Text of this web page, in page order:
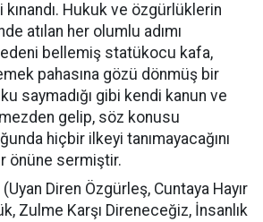
Hukuk ve özgürlüklerin
atılan her olumlu adımı
bellemiş statükocu kafa,
pahasına gözü dönmüş bir
saymadığı gibi kendi kanun ve
gelip, söz konusu
hiçbir ilkeyi tanımayacağını
önüne sermiştir.
Diren Özgürleş, Cuntaya Hayır
Zulme Karşı Direneceğiz, İnsanlık